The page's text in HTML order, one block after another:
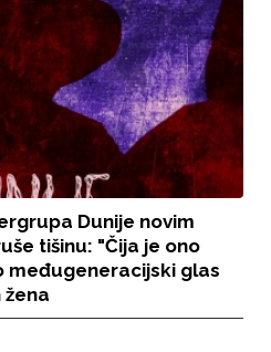
Dunije novim
tišinu: "Čija je ono
međugeneracijski glas